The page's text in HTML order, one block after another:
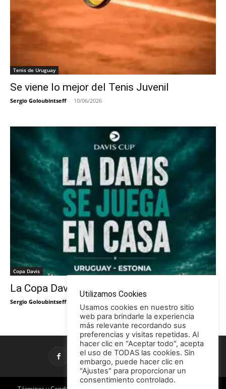
Tenis de Uruguay
Se viene lo mejor del Tenis Juvenil
Sergio Goloubintseff - 10/06/2026
Copa Davis
La Copa Davis vuelve al Círculo
Sergio Goloubintseff
Utilizamos Cookies
Usamos cookies en nuestro sitio
web para brindarle la experiencia
más relevante recordando sus
preferencias y visitas repetidas. Al
hacer clic en "Aceptar todo", acepta
el uso de TODAS las cookies. Sin
embargo, puede hacer clic en
"Ajustes" para proporcionar un
consentimiento controlado.